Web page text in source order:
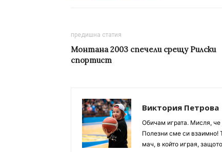
предишна статия
Монтана 2003 спечели срещу Рилски
спортист
Виктория Петрова
Обичам играта. Мисля,
Полезни сме си взаимно!
мач, в който играя,